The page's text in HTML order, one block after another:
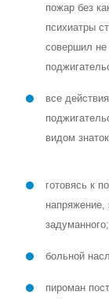
пожар без
психиатры
совершил не
все
видом
готовясь к
напряжение,
задуманного;
больной
пироман